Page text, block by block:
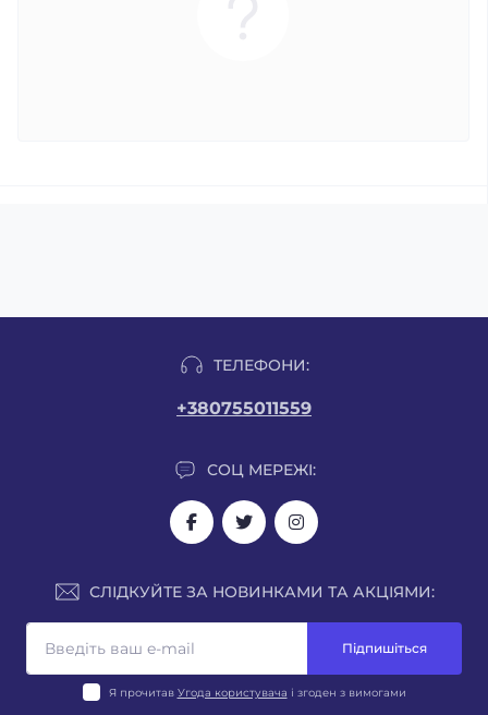
ТЕЛЕФОНИ:
+380755011559
СОЦ МЕРЕЖІ:
СЛІДКУЙТЕ ЗА НОВИНКАМИ ТА АКЦІЯМИ:
Підпишіться
Я прочитав Угода користувача і згоден з вимогами